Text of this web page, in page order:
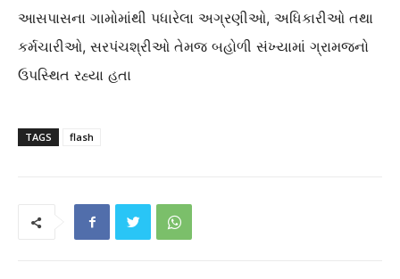
આસપાસના ગામોમાંથી પધારેલા અગ્રણીઓ, અધિકારીઓ તથા
કર્મચારીઓ, સરપંચશ્રીઓ તેમજ બહોળી સંખ્યામાં ગ્રામજનો
ઉપસ્થિત રહ્યા હતા
TAGS flash